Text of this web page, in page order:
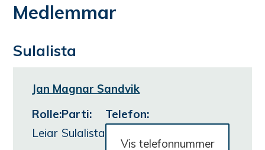
e
p
l
Medlemmar
M
Sulalista
Jan Magnar Sandvik
Rolle:
Leiar
Parti:
Sulalista
Telefon:
Vis telefonnummer